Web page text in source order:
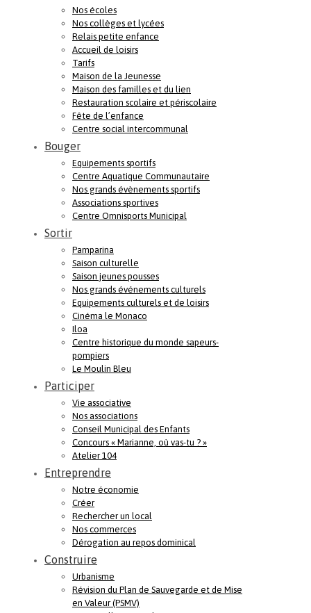
Nos écoles
Nos collèges et lycées
Relais petite enfance
Accueil de loisirs
Tarifs
Maison de la Jeunesse
Maison des familles et du lien
Restauration scolaire et périscolaire
Fête de l’enfance
Centre social intercommunal
Bouger
Equipements sportifs
Centre Aquatique Communautaire
Nos grands évènements sportifs
Associations sportives
Centre Omnisports Municipal
Sortir
Pamparina
Saison culturelle
Saison jeunes pousses
Nos grands événements culturels
Equipements culturels et de loisirs
Cinéma le Monaco
Iloa
Centre historique du monde sapeurs-
pompiers
Le Moulin Bleu
Participer
Vie associative
Nos associations
Conseil Municipal des Enfants
Concours « Marianne, où vas-tu ? »
Atelier 104
Entreprendre
Notre économie
Créer
Rechercher un local
Nos commerces
Dérogation au repos dominical
Construire
Urbanisme
Révision du Plan de Sauvegarde et de Mise
en Valeur (PSMV)